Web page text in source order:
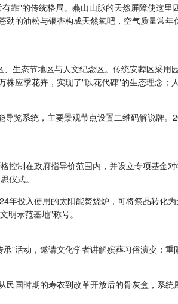
靠"的传统格局。燕山山脉的天然屏障使这
的油松与银杏构成天然氧吧，空气质量常
生态节地区与人文纪念区。传统安葬区采
应季花卉，实现了"以花代碑"的生态理念
览系统，主要景观节点设置二维码解说牌
控制在政府指导价范围内，并设立专项基金
仪式。
投入使用的太阳能焚烧炉，可将祭品转化
明示范基地"称号。
"活动，邀请文化学者讲解殡葬习俗演变；
国时期的寿衣到改革开放后的骨灰盒，系